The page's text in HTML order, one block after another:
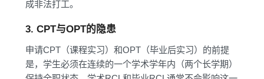
成非法打工。
3. CPT与OPT的隐患
申请CPT（课程实习）和OPT（毕业后实习）的前提
是，学生必须在连续的一个学术学年内（两个长学期）